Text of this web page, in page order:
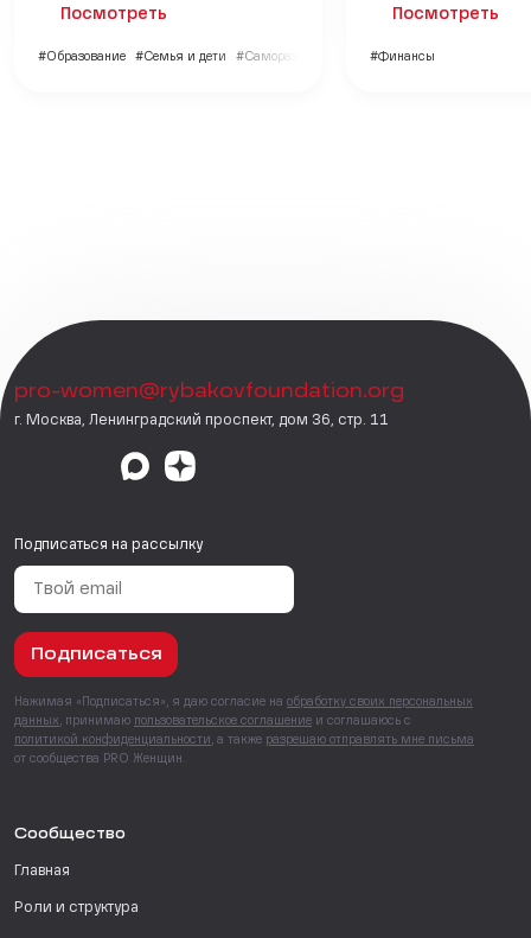
Посмотреть
#Образование #Семья и дети #Саморазвитие
Посмотреть
#Финансы
pro-women@rybakovfoundation.org
г. Москва, Ленинградский проспект, дом 36, стр. 11
Подписаться на рассылку
Подписаться
Нажимая «Подписаться», я даю согласие на обработку своих персональных
данных , принимаю пользовательское соглашение и соглашаюсь с
политикой конфиденциальности , а также разрешаю отправлять мне письма
от сообщества PRO Женщин.
Сообщество
Главная
Роли и структура